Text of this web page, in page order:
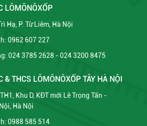
LÔMÔNÔXỐP
Hạ, P. Từ Liêm, Hà Nội
0962 607 227
024 3785 2628 - 024 3200 8475
& THCS LÔMÔNÔXỐP TÂY HÀ NỘI
Khu D, KĐT mới Lê Trọng Tấn -
Hà Nội
0988 585 514